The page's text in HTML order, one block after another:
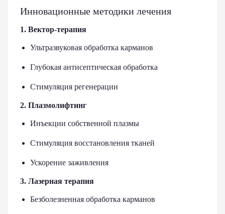
Инновационные методики лечения
1. Вектор-терапия
Ультразвуковая обработка карманов
Глубокая антисептическая обработка
Стимуляция регенерации
2. Плазмолифтинг
Инъекции собственной плазмы
Стимуляция восстановления тканей
Ускорение заживления
3. Лазерная терапия
Безболезненная обработка карманов